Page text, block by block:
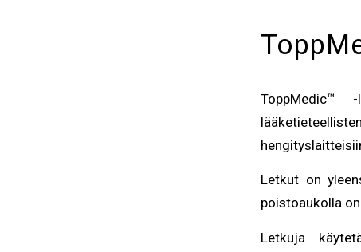
ToppMedic™
Letkut on
poistoaukolla
Letkuja